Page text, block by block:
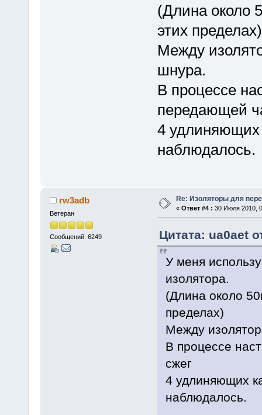
(Длина около
этих пределах)
Между
шнура.
В процессе
передающей
4 удлиняющих
наблюдалось.
rw3adb
Ветеран
Сообщений: 6249
Re: Изоляторы для
« Ответ #4 : 30 Июля 2010,
Цитата: ua0aet
У меня
изолятора.
(Длина около
пределах)
Между
В процессе
сжег
4 удлиняющих
наблюдалось.